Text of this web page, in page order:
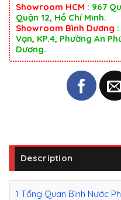
Showroom HCM : 967
Quận 12, Hồ Chí Minh.
Showroom Bình Dương
Vạn, KP.4, Phường An
Dương.
Description
1 Tổng Quan Bình Nước